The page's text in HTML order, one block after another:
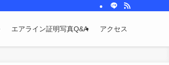
エアライン証明写真Q&A アクセス